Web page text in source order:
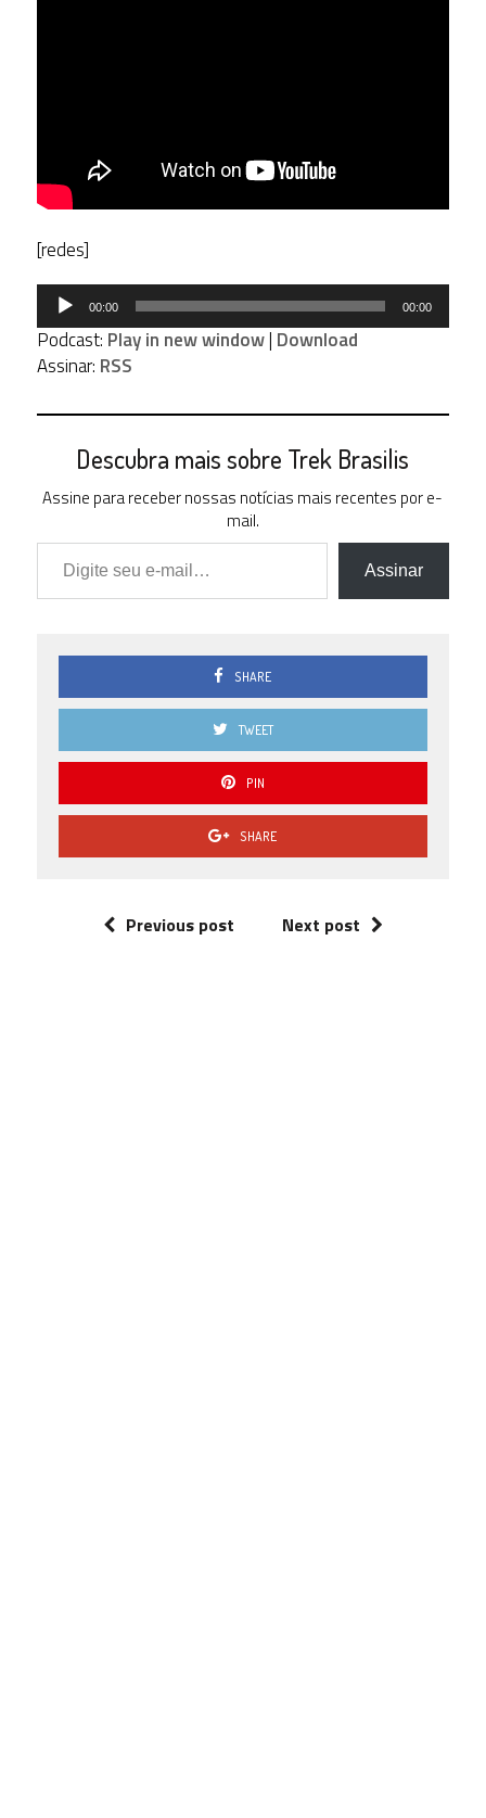
[redes]
Tocador
áudio
00:00 00:00
Podcast: Play in new window| Download
Assinar: RSS
Descubra mais sobre Trek Brasilis
Assine para receber nossas notícias mais recentes por e-
mail.
Digite seu e-mail…
Assinar
SHARE
TWEET
PIN
SHARE
Previous post Next post